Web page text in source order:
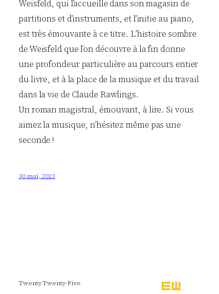
Weisfeld, qui l’accueille dans son magasin de
partitions et d’instruments, et l’initie au piano,
est très émouvante à ce titre. L’histoire sombre
de Weisfeld que l’on découvre à la fin donne
une profondeur particulière au parcours entier
du livre, et à la place de la musique et du travail
dans la vie de Claude Rawlings.
Un roman magistral, émouvant, à lire. Si vous
aimez la musique, n’hésitez même pas une
seconde !
30 mai, 2023
Twenty Twenty-Five